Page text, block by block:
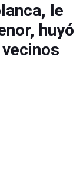
le
huyó